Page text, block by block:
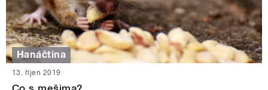
Hanáčtina
13. říjen 2019